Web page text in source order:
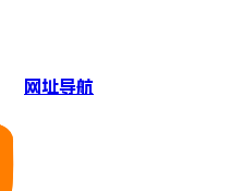
网址导航